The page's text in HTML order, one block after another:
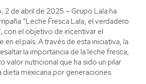
2 de abril de 2025 – Grupo Lala ha
“Leche Fresca Lala, el verdadero
con el objetivo de incentivar el
en el país. A través de esta iniciativa, la
la importancia de la leche fresca,
valor nutricional que ha sido un pilar
dieta mexicana por generaciones.